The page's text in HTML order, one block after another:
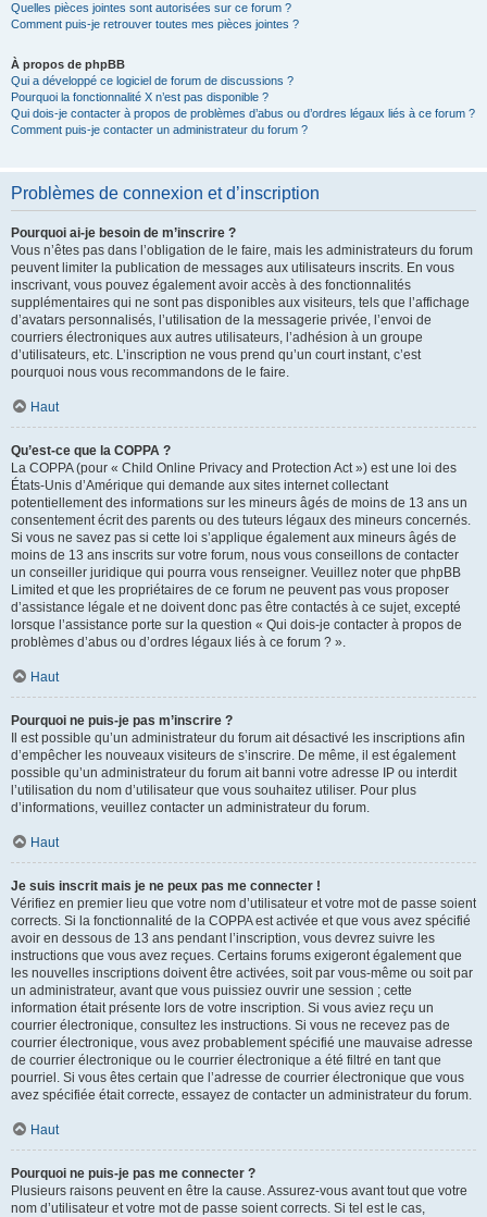
Quelles pièces jointes sont autorisées sur ce forum ?
Comment puis-je retrouver toutes mes pièces jointes ?
À propos de phpBB
Qui a développé ce logiciel de forum de discussions ?
Pourquoi la fonctionnalité X n’est pas disponible ?
Qui dois-je contacter à propos de problèmes d’abus ou d’ordres légaux liés à ce forum ?
Comment puis-je contacter un administrateur du forum ?
Problèmes de connexion et d’inscription
Pourquoi ai-je besoin de m’inscrire ?
Vous n’êtes pas dans l’obligation de le faire, mais les administrateurs du forum
peuvent limiter la publication de messages aux utilisateurs inscrits. En vous
inscrivant, vous pouvez également avoir accès à des fonctionnalités
supplémentaires qui ne sont pas disponibles aux visiteurs, tels que l’affichage
d’avatars personnalisés, l’utilisation de la messagerie privée, l’envoi de
courriers électroniques aux autres utilisateurs, l’adhésion à un groupe
d’utilisateurs, etc. L’inscription ne vous prend qu’un court instant, c’est
pourquoi nous vous recommandons de le faire.
Haut
Qu’est-ce que la COPPA ?
La COPPA (pour « Child Online Privacy and Protection Act ») est une loi des
États-Unis d’Amérique qui demande aux sites internet collectant
potentiellement des informations sur les mineurs âgés de moins de 13 ans un
consentement écrit des parents ou des tuteurs légaux des mineurs concernés.
Si vous ne savez pas si cette loi s’applique également aux mineurs âgés de
moins de 13 ans inscrits sur votre forum, nous vous conseillons de contacter
un conseiller juridique qui pourra vous renseigner. Veuillez noter que phpBB
Limited et que les propriétaires de ce forum ne peuvent pas vous proposer
d’assistance légale et ne doivent donc pas être contactés à ce sujet, excepté
lorsque l’assistance porte sur la question « Qui dois-je contacter à propos de
problèmes d’abus ou d’ordres légaux liés à ce forum ? ».
Haut
Pourquoi ne puis-je pas m’inscrire ?
Il est possible qu’un administrateur du forum ait désactivé les inscriptions afin
d’empêcher les nouveaux visiteurs de s’inscrire. De même, il est également
possible qu’un administrateur du forum ait banni votre adresse IP ou interdit
l’utilisation du nom d’utilisateur que vous souhaitez utiliser. Pour plus
d’informations, veuillez contacter un administrateur du forum.
Haut
Je suis inscrit mais je ne peux pas me connecter !
Vérifiez en premier lieu que votre nom d’utilisateur et votre mot de passe soient
corrects. Si la fonctionnalité de la COPPA est activée et que vous avez spécifié
avoir en dessous de 13 ans pendant l’inscription, vous devrez suivre les
instructions que vous avez reçues. Certains forums exigeront également que
les nouvelles inscriptions doivent être activées, soit par vous-même ou soit par
un administrateur, avant que vous puissiez ouvrir une session ; cette
information était présente lors de votre inscription. Si vous aviez reçu un
courrier électronique, consultez les instructions. Si vous ne recevez pas de
courrier électronique, vous avez probablement spécifié une mauvaise adresse
de courrier électronique ou le courrier électronique a été filtré en tant que
pourriel. Si vous êtes certain que l’adresse de courrier électronique que vous
avez spécifiée était correcte, essayez de contacter un administrateur du forum.
Haut
Pourquoi ne puis-je pas me connecter ?
Plusieurs raisons peuvent en être la cause. Assurez-vous avant tout que votre
nom d’utilisateur et votre mot de passe soient corrects. Si tel est le cas,